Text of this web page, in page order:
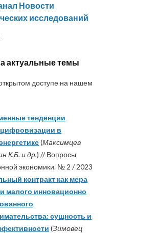
Новости
исследований
актуальные темы
доступе на нашем
тенденции
цифровизации в
(Максимцев
К.Б. и др.) // Вопросы
экономики. № 2 / 2023
контракт как мера
малого инновационно
сущность и
(Зимовец